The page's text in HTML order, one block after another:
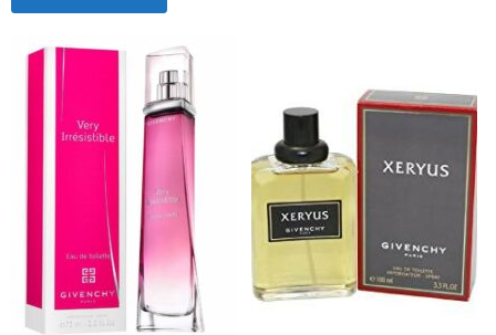
$249.99.$159.99.